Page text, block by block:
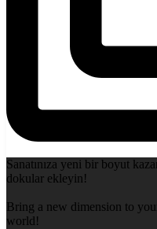
Sanatınıza yeni bir boyut
dokular ekleyin!
Bring a new dimension to
world!